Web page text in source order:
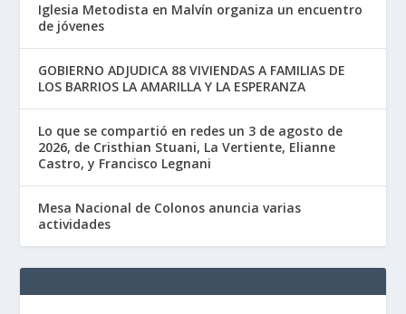
Iglesia Metodista en Malvín organiza un encuentro
de jóvenes
GOBIERNO ADJUDICA 88 VIVIENDAS A FAMILIAS DE
LOS BARRIOS LA AMARILLA Y LA ESPERANZA
Lo que se compartió en redes un 3 de agosto de
2026, de Cristhian Stuani, La Vertiente, Elianne
Castro, y Francisco Legnani
Mesa Nacional de Colonos anuncia varias
actividades